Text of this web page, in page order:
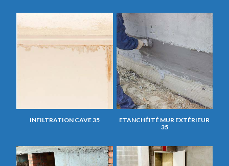
INFILTRATION CAVE 35
ETANCHÉITÉ MUR EXTÉRIEUR
35